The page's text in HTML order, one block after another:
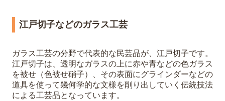
江戸切子などのガラス工芸
ガラス工芸の分野で代表的な民芸品が、江戸切子です。
江戸切子は、透明なガラスの上に赤や青などの色ガラス
を被せ（色被せ硝子）、その表面にグラインダーなどの
道具を使って幾何学的な文様を削り出していく伝統技法
による工芸品となっています。